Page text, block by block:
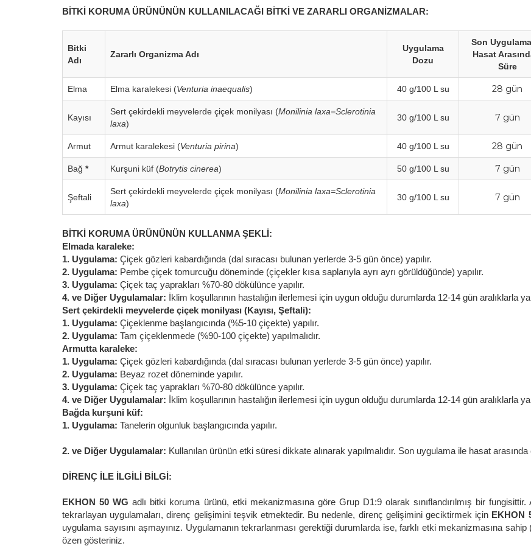
BİTKİ KORUMA ÜRÜNÜNÜN KULLANILACAĞI BİTKİ VE ZARARLI ORGANİZMALAR:
Bitki
Adı
Zararlı Organizma Adı
Uygulama
Dozu
Son
Hasat
Süre
Elma Elma karalekesi (Venturia inaequalis) 40 g/100 L su 28 gün
Kayısı
Sert çekirdekli meyvelerde çiçek monilyası (Monilinia laxa=Sclerotinia
laxa)
30 g/100 L su 7 gün
Armut Armut karalekesi (Venturia pirina) 40 g/100 L su 28 gün
Bağ * Kurşuni küf (Botrytis cinerea) 50 g/100 L su 7 gün
Şeftali
Sert çekirdekli meyvelerde çiçek monilyası (Monilinia laxa=Sclerotinia
laxa)
30 g/100 L su 7 gün
BİTKİ KORUMA ÜRÜNÜNÜN KULLANMA ŞEKLİ:
Elmada karaleke:
1. Uygulama: Çiçek gözleri kabardığında (dal sıracası bulunan yerlerde 3-5 gün önce) yapılır.
2. Uygulama: Pembe çiçek tomurcuğu döneminde (çiçekler kısa saplarıyla ayrı ayrı görüldüğünde) yapılır.
3. Uygulama: Çiçek taç yaprakları %70-80 dökülünce yapılır.
4. ve Diğer Uygulamalar: İklim koşullarının hastalığın ilerlemesi için uygun olduğu durumlarda 12-14 gün aralıklarla
Sert çekirdekli meyvelerde çiçek monilyası (Kayısı, Şeftali):
1. Uygulama: Çiçeklenme başlangıcında (%5-10 çiçekte) yapılır.
2. Uygulama: Tam çiçeklenmede (%90-100 çiçekte) yapılmalıdır.
Armutta karaleke:
1. Uygulama: Çiçek gözleri kabardığında (dal sıracası bulunan yerlerde 3-5 gün önce) yapılır.
2. Uygulama: Beyaz rozet döneminde yapılır.
3. Uygulama: Çiçek taç yaprakları %70-80 dökülünce yapılır.
4. ve Diğer Uygulamalar: İklim koşullarının hastalığın ilerlemesi için uygun olduğu durumlarda 12-14 gün aralıklarla
Bağda kurşuni küf:
1. Uygulama: Tanelerin olgunluk başlangıcında yapılır.
2. ve Diğer Uygulamalar: Kullanılan ürünün etki süresi dikkate alınarak yapılmalıdır. Son uygulama ile hasat
DİRENÇ İLE İLGİLİ BİLGİ:
EKHON 50 WG adlı bitki koruma ürünü, etki mekanizmasına göre Grup D1:9 olarak sınıflandırılmış bir
tekrarlayan uygulamaları, direnç gelişimini teşvik etmektedir. Bu nedenle, direnç gelişimini geciktirmek için EKHON
uygulama sayısını aşmayınız. Uygulamanın tekrarlanması gerektiği durumlarda ise, farklı etki mekanizmasına
özen gösteriniz.